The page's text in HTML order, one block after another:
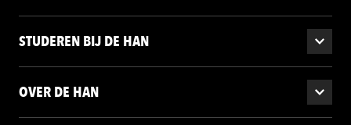
STUDEREN BIJ DE HAN
OVER DE HAN